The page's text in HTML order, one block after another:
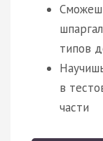
типов
в
части